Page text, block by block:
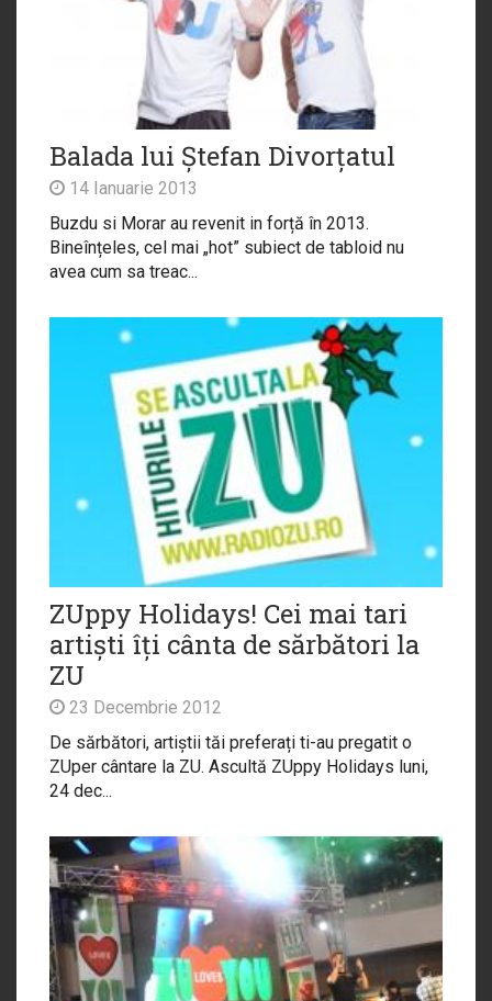
Balada lui Ștefan Divorțatul
14 Ianuarie 2013
Buzdu si Morar au revenit in forță în 2013.
Bineînțeles, cel mai „hot” subiect de tabloid nu
avea cum sa treac...
ZUppy Holidays! Cei mai tari
artiști îți cânta de sărbători la
ZU
23 Decembrie 2012
De sărbători, artiștii tăi preferați ti-au pregatit o
ZUper cântare la ZU. Ascultă ZUppy Holidays luni,
24 dec...